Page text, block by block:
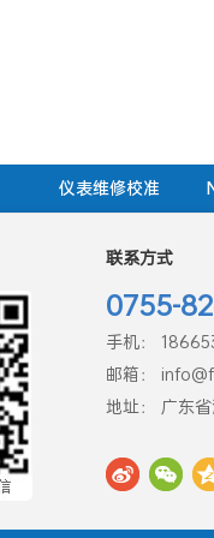
仪表维修校准
联系方式
0755-
手机：
邮箱：
地址： 广东